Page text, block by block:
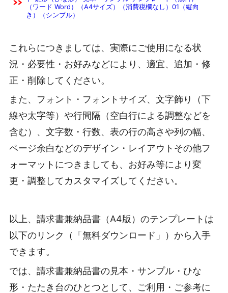
（ワード Word）（A4サイズ）（消費税欄なし）01（縦向
き）（シンプル）
これらにつきましては、実際にご使用になる状
況・必要性・お好みなどにより、適宜、追加・修
正・削除してください。
また、フォント・フォントサイズ、文字飾り（下
線や太字等）や行間隔（空白行による調整などを
含む）、文字数・行数、表の行の高さや列の幅、
ページ余白などのデザイン・レイアウトその他フ
ォーマットにつきましても、お好み等により変
更・調整してカスタマイズしてください。
以上、請求書兼納品書（A4版）のテンプレートは
以下のリンク（「無料ダウンロード」）から入手
できます。
では、請求書兼納品書の見本・サンプル・ひな
形・たたき台のひとつとして、ご利用・ご参考に